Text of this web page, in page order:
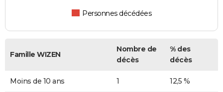
Personnes décédées
Famille WIZEN
Nombre de
décès
% des
décès
Moins de 10 ans 1 12,5 %